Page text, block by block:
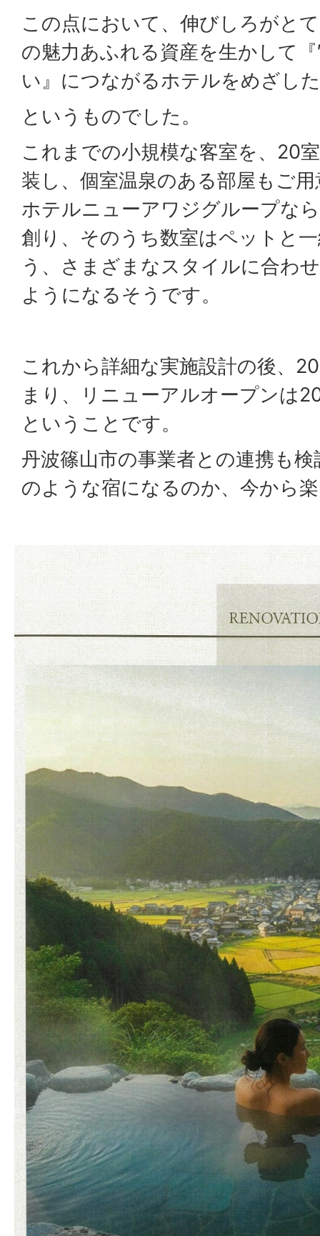
この点において、伸びしろがと
の魅力あふれる資産を生かして
い』につながるホテルをめざし
というものでした。
これまでの小規模な客室を、20
装し、個室温泉のある部屋もご
ホテルニューアワジグループな
創り、そのうち数室はペットと
う、さまざまなスタイルに合わ
ようになるそうです。
これから詳細な実施設計の後、
まり、リニューアルオープンは
ということです。
丹波篠山市の事業者との連携も
のような宿になるのか、今から